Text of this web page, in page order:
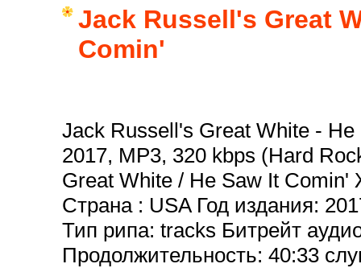
Jack Russell's Great
Comin'
Jack Russell's Great White -
2017, MP3, 320 kbps (Hard
Great White / He Saw It
Страна : USA Год издания:
Тип рипа: tracks Битрейт
Продолжительность: 40:33